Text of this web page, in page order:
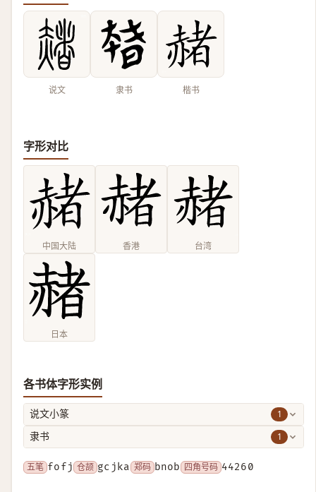
说文 隶书 楷书
字形对比
中国大陆 香港 台湾
日本
各书体字形实例
说文小篆 1
隶书 1
五笔 fofj 仓颉 gcjka 郑码 bnob 四角号码 44260